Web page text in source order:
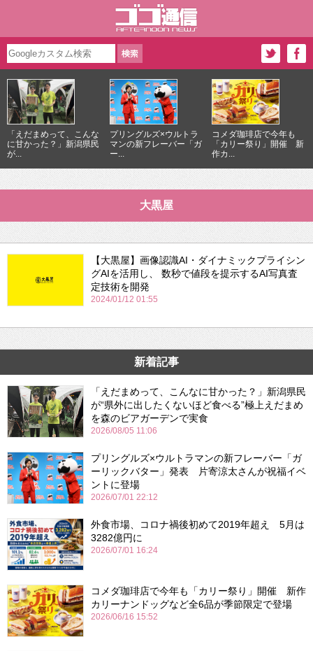
「えだまめって、こんな
に甘かった？」新潟県民
が...
プリングルズ×ウルトラ
マンの新フレーバー「ガ
ー...
コメダ珈琲店で今年も
「カリー祭り」開催 新
作カ...
大黒屋
【大黒屋】画像認識AI・ダイナミックプライシン
グAIを活用し、 数秒で値段を提示するAI写真査
定技術を開発
2024/01/12 01:55
新着記事
「えだまめって、こんなに甘かった？」新潟県民
が“県外に出したくないほど食べる”極上えだまめ
を森のビアガーデンで実食
2026/08/05 11:06
プリングルズ×ウルトラマンの新フレーバー「ガ
ーリックバター」発表 片寄涼太さんが祝福イベ
ントに登場
2026/07/01 22:12
外食市場、コロナ禍後初めて2019年超え 5月は
3282億円に
2026/07/01 16:24
コメダ珈琲店で今年も「カリー祭り」開催 新作
カリーナンドッグなど全6品が季節限定で登場
2026/06/16 15:52